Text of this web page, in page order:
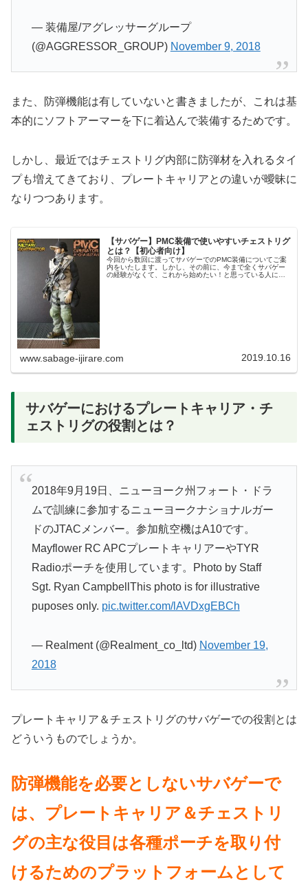
— 装備屋/アグレッサーグループ
(@AGGRESSOR_GROUP) November 9, 2018
また、防弾機能は有していないと書きましたが、これは基
本的にソフトアーマーを下に着込んで装備するためです。
しかし、最近ではチェストリグ内部に防弾材を入れるタイ
プも増えてきており、プレートキャリアとの違いが曖昧に
なりつつあります。
【サバゲー】PMC装備で使いやすいチェストリグ
とは？【初心者向け】
今回から数回に渡ってサバゲーでのPMC装備についてご案
内をいたします。しかし、その前に、今まで全くサバゲー
の経験がなくて、これから始めたい！と思っている人にと
www.sabage-ijirare.com 2019.10.16
サバゲーにおけるプレートキャリア・チ
ェストリグの役割とは？
2018年9月19日、ニューヨーク州フォート・ドラ
ムで訓練に参加するニューヨークナショナルガー
ドのJTACメンバー。参加航空機はA10です。
Mayflower RC APCプレートキャリアーやTYR
Radioポーチを使用しています。Photo by Staff
Sgt. Ryan CampbellThis photo is for illustrative
puposes only. pic.twitter.com/lAVDxgEBCh
— Realment (@Realment_co_ltd) November 19,
2018
プレートキャリア＆チェストリグのサバゲーでの役割とは
どういうものでしょうか。
防弾機能を必要としないサバゲーで
は、プレートキャリア＆チェストリ
グの主な役目は各種ポーチを取り付
けるためのプラットフォームとして